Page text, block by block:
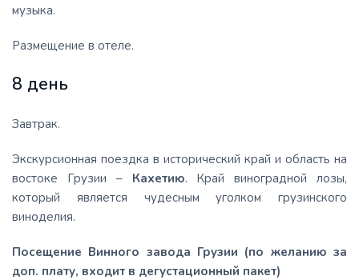
музыка.
Размещение в отеле.
8 день
Завтрак.
Экскурсионная поездка в исторический край и область на
востоке Грузии – Кахетию. Край виноградной лозы,
который является чудесным уголком грузинского
виноделия.
Посещение Винного завода Грузии (по желанию за
доп. плату, входит в дегустационный пакет)